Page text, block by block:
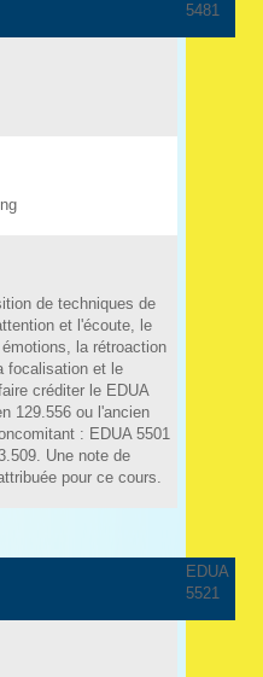
5481
de techniques de
et l'écoute, le
la rétroaction
focalisation et le
créditer le EDUA
129.556 ou l'ancien
: EDUA 5501
Une note de
pour ce cours.
EDUA
5521